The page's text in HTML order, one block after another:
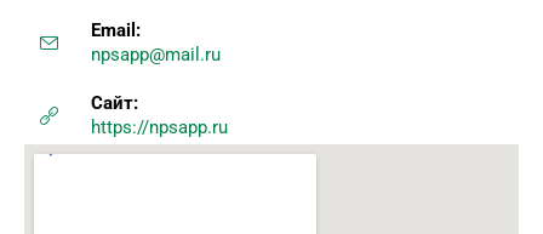
Email:
npsapp@mail.ru
Сайт:
https://npsapp.ru